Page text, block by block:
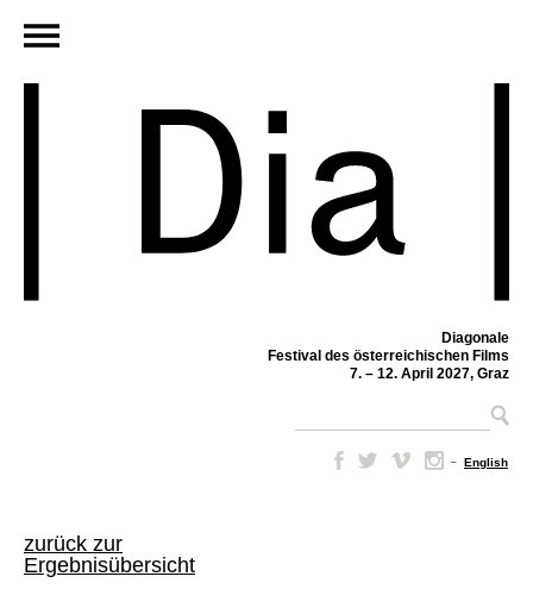
Diagonale
Festival des österreichischen Films
7. – 12. April 2027, Graz
– English
zurück zur
Ergebnisübersicht